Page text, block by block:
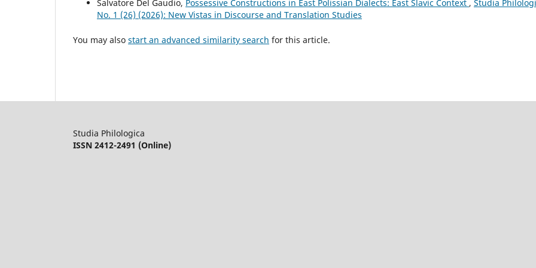
Salvatore Del Gaudio, Possessive Constructions in East Polissian Dialects: East Slavic Context , Studia
No. 1 (26) (2026): New Vistas in Discourse and Translation Studies
You may also start an advanced similarity search for this article.
Studia Philologica
ISSN 2412-2491 (Online)